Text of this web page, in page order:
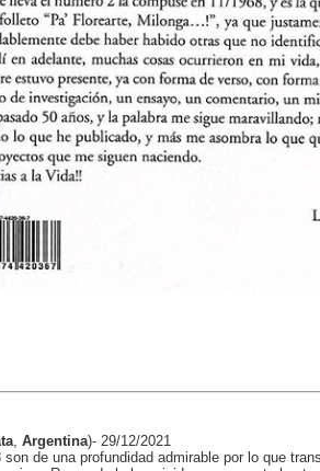
, Argentina)- 29/12/2021
de una profundidad admirable por lo que